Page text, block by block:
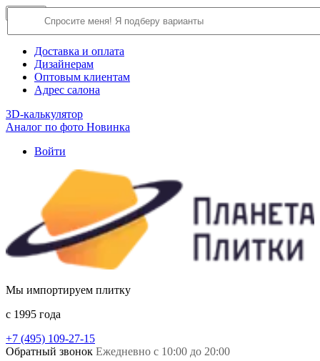
О компании
Доставка и оплата
Дизайнерам
Оптовым клиентам
Адрес салона
3D-калькулятор
Аналог по фото Новинка
Войти
Мы импортируем плитку
c 1995 года
+7 (495) 109-27-15
Обратный звонок Ежедневно с 10:00 до 20:00